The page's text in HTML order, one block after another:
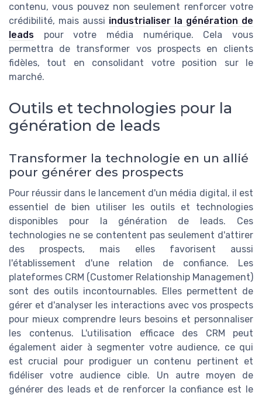
contenu, vous pouvez non seulement renforcer votre
crédibilité, mais aussi industrialiser la génération de
leads pour votre média numérique. Cela vous
permettra de transformer vos prospects en clients
fidèles, tout en consolidant votre position sur le
marché.
Outils et technologies pour la
génération de leads
Transformer la technologie en un allié
pour générer des prospects
Pour réussir dans le lancement d'un média digital, il est
essentiel de bien utiliser les outils et technologies
disponibles pour la génération de leads. Ces
technologies ne se contentent pas seulement d'attirer
des prospects, mais elles favorisent aussi
l'établissement d'une relation de confiance. Les
plateformes CRM (Customer Relationship Management)
sont des outils incontournables. Elles permettent de
gérer et d'analyser les interactions avec vos prospects
pour mieux comprendre leurs besoins et personnaliser
les contenus. L'utilisation efficace des CRM peut
également aider à segmenter votre audience, ce qui
est crucial pour prodiguer un contenu pertinent et
fidéliser votre audience cible. Un autre moyen de
générer des leads et de renforcer la confiance est le